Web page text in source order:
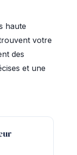
haute
votre
des
et une